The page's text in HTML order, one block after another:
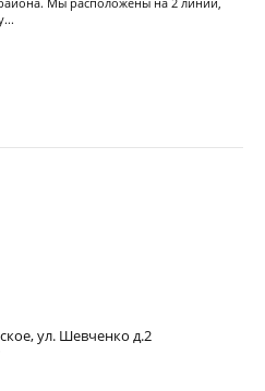
ул. Шевченко д.2